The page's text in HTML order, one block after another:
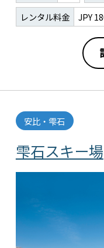
レンタル料金
JPY
雫石スキー場
安比・雫石